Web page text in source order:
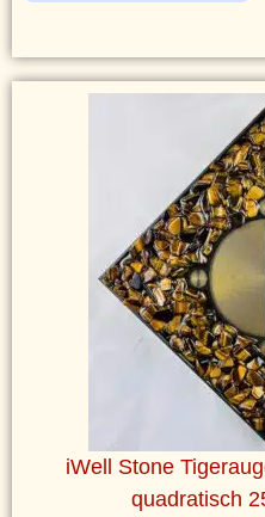
iWell Stone
quadratisch